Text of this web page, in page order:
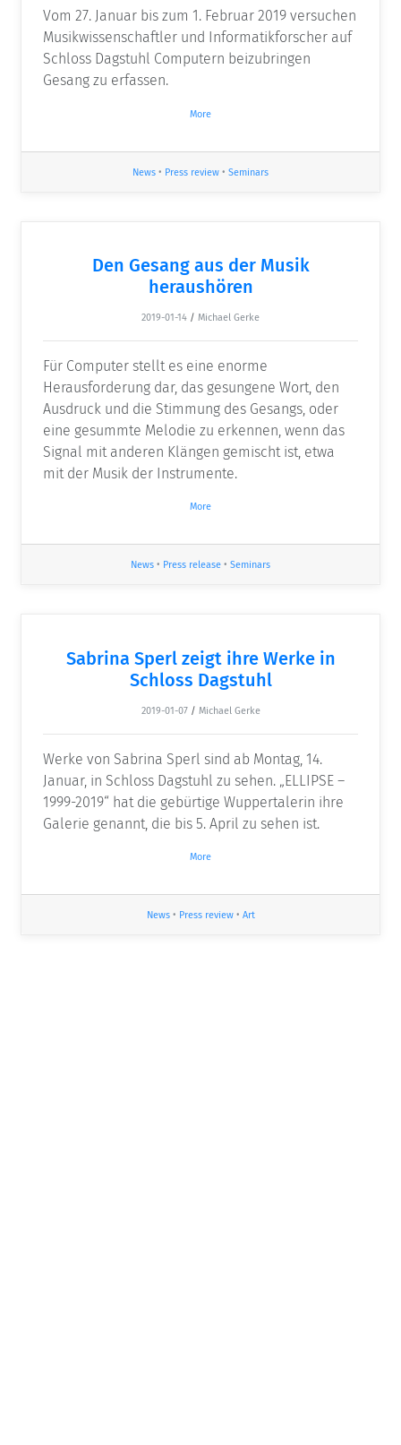
Vom 27. Januar bis zum 1. Februar 2019 versuchen
Musikwissenschaftler und Informatikforscher auf
Schloss Dagstuhl Computern beizubringen
Gesang zu erfassen.
More
News • Press review • Seminars
Den Gesang aus der Musik
heraushören
2019-01-14 / Michael Gerke
Für Computer stellt es eine enorme
Herausforderung dar, das gesungene Wort, den
Ausdruck und die Stimmung des Gesangs, oder
eine gesummte Melodie zu erkennen, wenn das
Signal mit anderen Klängen gemischt ist, etwa
mit der Musik der Instrumente.
More
News • Press release • Seminars
Sabrina Sperl zeigt ihre Werke in
Schloss Dagstuhl
2019-01-07 / Michael Gerke
Werke von Sabrina Sperl sind ab Montag, 14.
Januar, in Schloss Dagstuhl zu sehen. „ELLIPSE –
1999-2019“ hat die gebürtige Wuppertalerin ihre
Galerie genannt, die bis 5. April zu sehen ist.
More
News• Press review• Art